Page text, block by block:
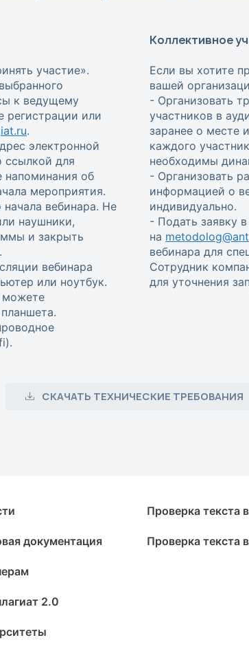
участие».
к ведущему
регистрации или
.
электронной
ссылкой для
напоминания об
мероприятия.
вебинара. Не
наушники,
и закрыть
вебинара
или ноутбук.
можете
Коллективное
Если вы хотите
вашей
- Организовать
участников в
заранее о месте
каждого
необходимы
- Организовать
информацией о
индивидуально.
- Подать заявку
на
вебинара для
Сотрудник
для уточнения
СКАЧАТЬ ТЕХНИЧЕСКИЕ ТРЕБОВАНИЯ
документация
2.0
Проверка текста
Проверка текста